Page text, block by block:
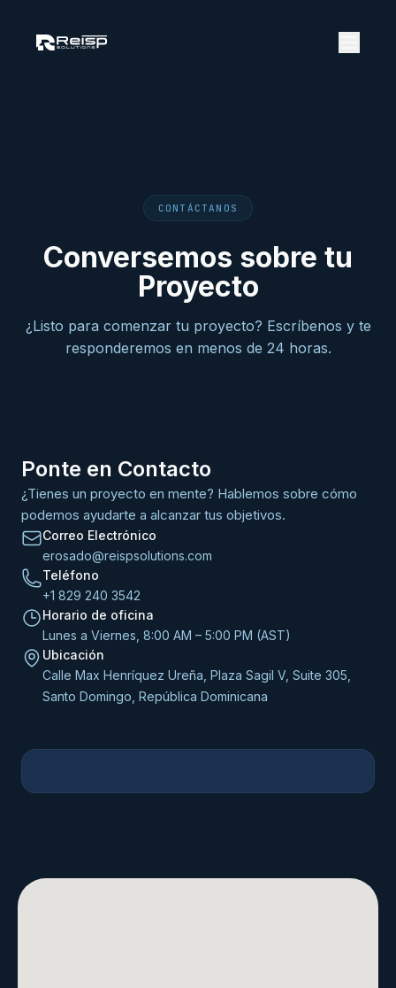
CONTÁCTANOS
Conversemos sobre tu
Proyecto
¿Listo para comenzar tu proyecto? Escríbenos y te
responderemos en menos de 24 horas.
Ponte en Contacto
¿Tienes un proyecto en mente? Hablemos sobre cómo
podemos ayudarte a alcanzar tus objetivos.
Correo Electrónico
erosado@reispsolutions.com
Teléfono
+1 829 240 3542
Horario de oficina
Lunes a Viernes, 8:00 AM – 5:00 PM (AST)
Ubicación
Calle Max Henríquez Ureña, Plaza Sagil V, Suite 305,
Santo Domingo, República Dominicana